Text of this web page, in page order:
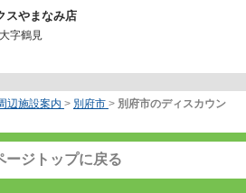
スやまなみ店
字鶴見
辺施設案内 > 別府市 > 別府市のディスカウン
ージトップに戻る